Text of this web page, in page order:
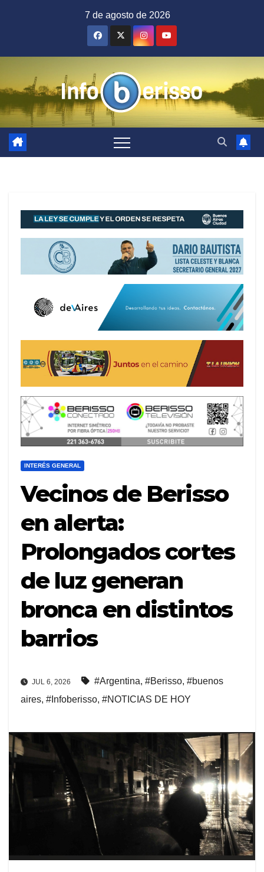
7 de agosto de 2026
INTERÉS GENERAL
Vecinos de Berisso
en alerta:
Prolongados cortes
de luz generan
bronca en distintos
barrios
JUL 6, 2026 #Argentina, #Berisso, #buenos
aires, #Infoberisso, #NOTICIAS DE HOY